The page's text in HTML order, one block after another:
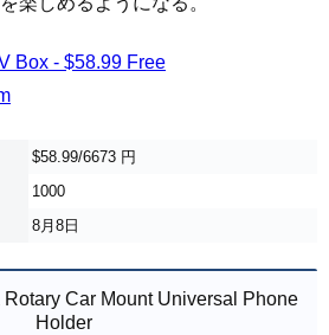
Box - $58.99 Free
$58.99/6673 円
1000
8月8日
Car Mount Universal Phone
Holder